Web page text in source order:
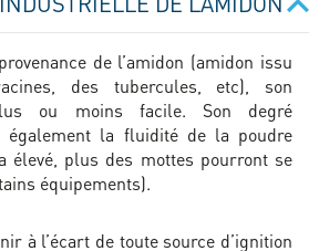
de l’amidon (amidon issu
des tubercules, etc), son
ou moins facile. Son degré
également la fluidité de la poudre
élevé, plus des mottes pourront se
équipements).
à l’écart de toute source d’ignition